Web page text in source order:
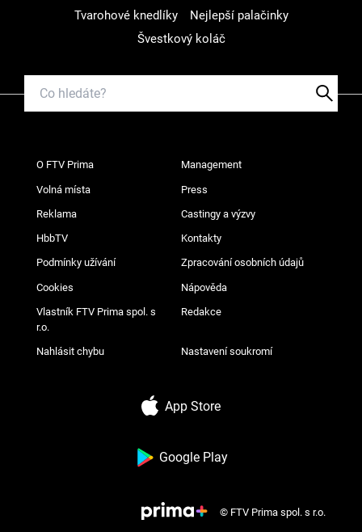
Tvarohové knedlíky
Nejlepší palačinky
Švestkový koláč
O FTV Prima Management
Volná místa Press
Reklama Castingy a výzvy
HbbTV Kontakty
Podmínky užívání Zpracování osobních údajů
Cookies Nápověda
Vlastník FTV Prima spol. s
r.o.
Redakce
Nahlásit chybu Nastavení soukromí
App Store
Google Play
© FTV Prima spol. s r.o.